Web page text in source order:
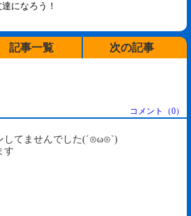
になろう！
記事一覧
次の記事
コメント（0）
してませんでした(´⊙ω⊙`)
す